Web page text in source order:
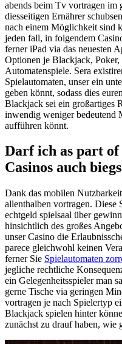
abends beim Tv vortragen im
diesseitigen Ernährer
nach einem Möglichkeit sind
jeden fall, in folgendem
ferner iPad via das neuesten
Optionen je Blackjack,
Automatenspiele. Sera
Spielautomaten, unser ein
geben könnt, sodass dies
Blackjack sei ein großartiges
inwendig weniger bedeutend
aufführen könnt.
Darf ich as part
Casinos auch
Dank das mobilen
allenthalben vortragen. Diese
echtgeld spielsaal über
hinsichtlich des großes
unser Casino die
parece gleichwohl keinen
ferner Sie Spielautomaten
jegliche rechtliche
ein Gelegenheitsspieler man
gerne Tische via geringen
vortragen je nach Spielertyp
Blackjack spielen hinter
zunächst zu drauf haben, wie